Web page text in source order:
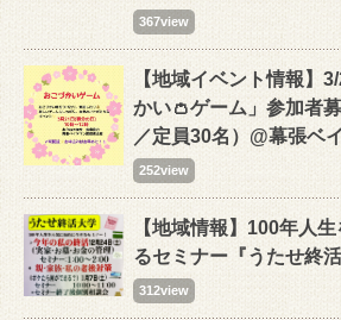
367view
【地域イベント情報】
かい👛ゲーム」参加者
／定員30名）@幕張ベ
252view
【地域情報】100年人
るセミナー『うたせ終活
312view